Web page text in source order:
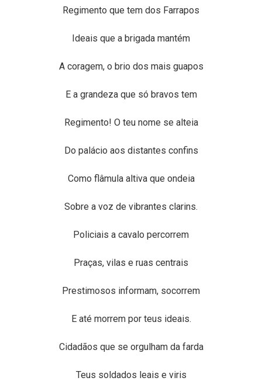
Regimento que tem dos Farrapos
Ideais que a brigada mantém
A coragem, o brio dos mais guapos
E a grandeza que só bravos tem
Regimento! O teu nome se alteia
Do palácio aos distantes confins
Como flâmula altiva que ondeia
Sobre a voz de vibrantes clarins.
Policiais a cavalo percorrem
Praças, vilas e ruas centrais
Prestimosos informam, socorrem
E até morrem por teus ideais.
Cidadãos que se orgulham da farda
Teus soldados leais e viris